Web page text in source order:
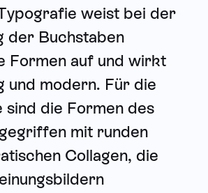
weist bei der
der Buchstaben
Formen auf und wirkt
und modern. Für die
sind die Formen des
mit runden
Collagen, die